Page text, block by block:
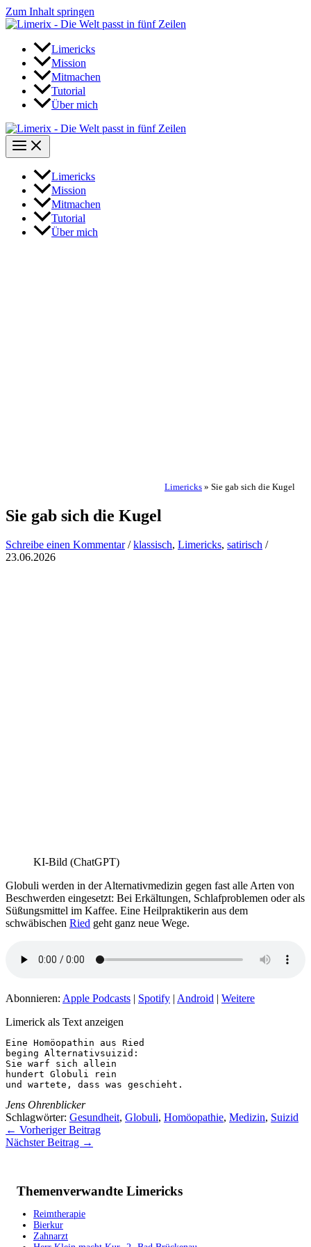
Zum Inhalt springen
Limericks
Mission
Mitmachen
Tutorial
Über mich
Limericks
Mission
Mitmachen
Tutorial
Über mich
Limericks » Sie gab sich die Kugel
Sie gab sich die Kugel
Schreibe einen Kommentar /klassisch, Limericks, satirisch /
23.06.2026
KI-Bild (ChatGPT)
Globuli werden in der Alternativmedizin gegen fast alle Arten von
Beschwerden eingesetzt: Bei Erkältungen, Schlafproblemen oder als
Süßungsmittel im Kaffee. Eine Heilpraktikerin aus dem
schwäbischen Ried geht ganz neue Wege.
Abonnieren: Apple Podcasts | Spotify | Android | Weitere
Limerick als Text anzeigen
Eine Homöopathin aus Ried
beging Alternativsuizid:
Sie warf sich allein
hundert Globuli rein
und wartete, dass was geschieht.
Jens Ohrenblicker
Schlagwörter: Gesundheit, Globuli, Homöopathie, Medizin, Suizid
← Vorheriger Beitrag
Nächster Beitrag →
Themenverwandte Limericks
Reimtherapie
Bierkur
Zahnarzt